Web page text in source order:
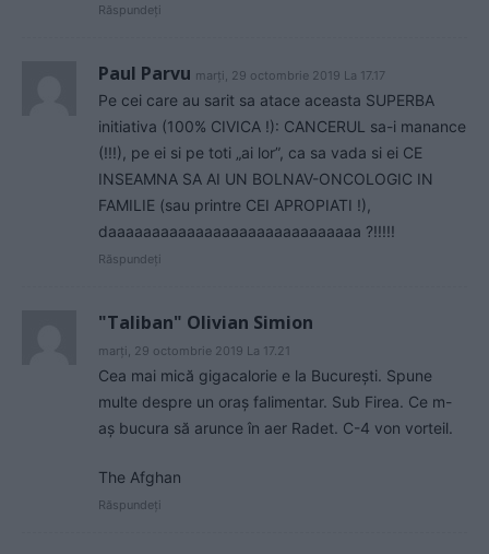
Răspundeți
Paul Parvu marți, 29 octombrie 2019 La 17.17
Pe cei care au sarit sa atace aceasta SUPERBA
initiativa (100% CIVICA !): CANCERUL sa-i manance
(!!!), pe ei si pe toti „ai lor”, ca sa vada si ei CE
INSEAMNA SA AI UN BOLNAV-ONCOLOGIC IN
FAMILIE (sau printre CEI APROPIATI !),
daaaaaaaaaaaaaaaaaaaaaaaaaaaaa ?!!!!!
Răspundeți
"Taliban" Olivian Simion
marți, 29 octombrie 2019 La 17.21
Cea mai mică gigacalorie e la București. Spune
multe despre un oraș falimentar. Sub Firea. Ce m-
aș bucura să arunce în aer Radet. C-4 von vorteil.
The Afghan
Răspundeți